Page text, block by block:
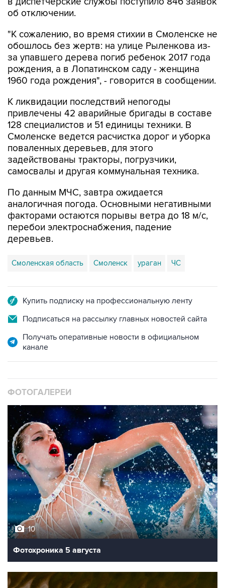
об отключении.
"К сожалению, во время стихии в Смоленске не
обошлось без жертв: на улице Рыленкова из-
за упавшего дерева погиб ребенок 2017 года
рождения, а в Лопатинском саду - женщина
1960 года рождения", - говорится в сообщении.
К ликвидации последствий непогоды
привлечены 42 аварийные бригады в составе
128 специалистов и 51 единицы техники. В
Смоленске ведется расчистка дорог и уборка
поваленных деревьев, для этого
задействованы тракторы, погрузчики,
самосвалы и другая коммунальная техника.
По данным МЧС, завтра ожидается
аналогичная погода. Основными негативными
факторами остаются порывы ветра до 18 м/с,
перебои электроснабжения, падение
деревьев.
Смоленская область Смоленск ураган ЧС
Купить подписку на профессиональную ленту
Подписаться на рассылку главных новостей сайта
Получать оперативные новости в официальном
канале
ФОТОГАЛЕРЕИ
10
Фотохроника 5 августа